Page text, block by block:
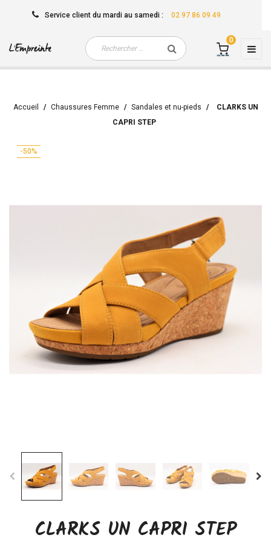
Service client du mardi au samedi : 02 97 86 09 49
☰
0
Accueil Chaussures Femme Sandales et nu-pieds
CLARKS UN
CAPRI STEP
-50%
CLARKS UN CAPRI STEP